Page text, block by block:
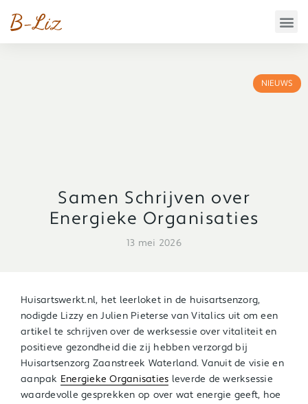
NIEUWS
Samen Schrijven over
Energieke Organisaties
13 mei 2026
Huisartswerkt.nl, het leerloket in de huisartsenzorg,
nodigde Lizzy en Julien Pieterse van Vitalics uit om een
artikel te schrijven over de werksessie over vitaliteit en
positieve gezondheid die zij hebben verzorgd bij
Huisartsenzorg Zaanstreek Waterland. Vanuit de visie en
aanpak Energieke Organisaties leverde de werksessie
waardevolle gesprekken op over wat energie geeft, hoe